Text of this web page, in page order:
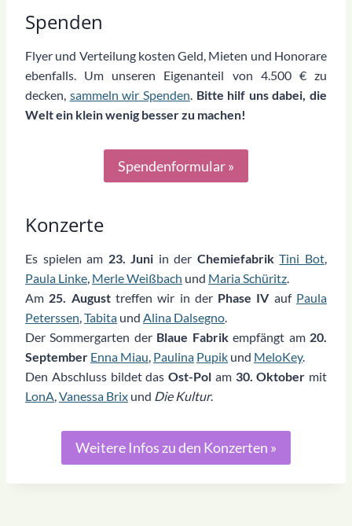
Spenden
Flyer und Verteilung kosten Geld, Mieten und Honorare
ebenfalls. Um unseren Eigenanteil von 4.500 € zu
decken, sammeln wir Spenden Bitte hilf uns dabei, die
Welt ein klein wenig besser zu machen!
Spendenformular »
Konzerte
Es spielen am 23. Juni in der Chemiefabrik Tini Bot,
Paula Linke, Merle Weißbach und Maria Schüritz.
Am 25. Augusttreffen wir in der Phase IVauf Paula
Peterssen,Tabita und Alina Dalsegno.
Der Sommergarten der Blaue Fabrikempfängt am 20.
September Enna Miau, Paulina Pupik und MeloKey.
Den Abschluss bildet das Ost-Pol am 30. Oktober mit
LonA,Vanessa Brix und Die Kultur.
Weitere Infos zu den Konzerten »